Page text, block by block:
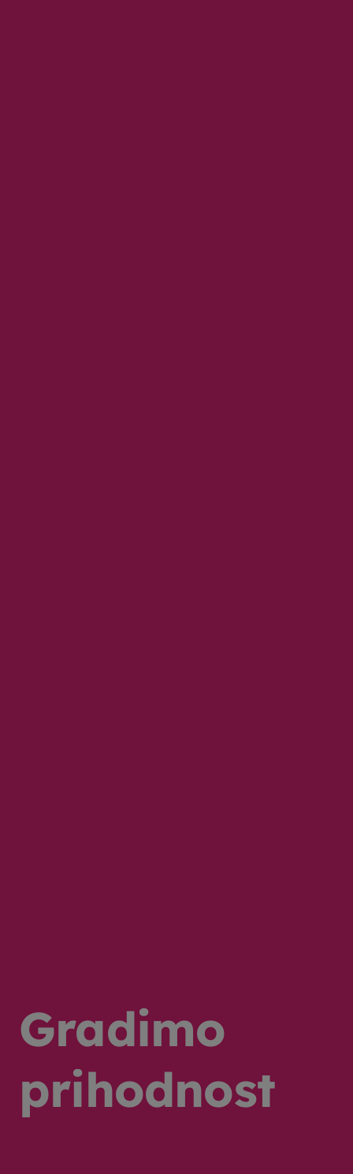
Gradimo
prihodnost